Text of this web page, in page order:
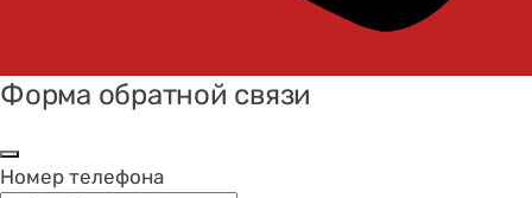
Форма обратной связи
Номер телефона